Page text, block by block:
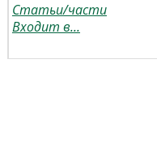
Статьи/части
Входит в...